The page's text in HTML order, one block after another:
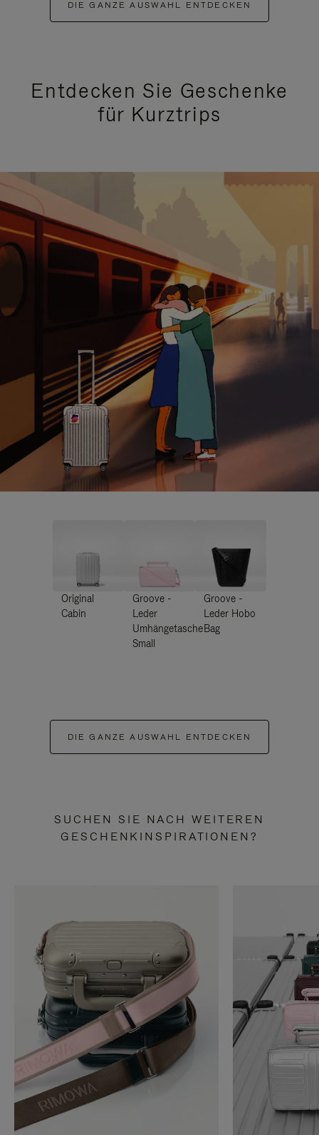
DIE GANZE AUSWAHL ENTDECKEN
Entdecken Sie Geschenke
für Kurztrips
Original
Cabin
Groove -
Leder
Umhängetasche
Small
Groove -
Leder Hobo
Bag
DIE GANZE AUSWAHL ENTDECKEN
SUCHEN SIE NACH WEITEREN
GESCHENKINSPIRATIONEN?